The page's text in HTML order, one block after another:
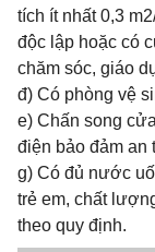
tích ít nhất 0,3
độc lập hoặc có
chăm sóc, giáo
đ) Có phòng vệ
e) Chấn song
điện bảo đảm an
g) Có đủ nước
trẻ em, chất
theo quy định.